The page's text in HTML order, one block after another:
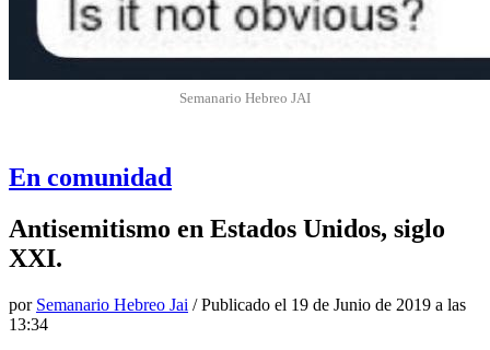
Semanario Hebreo JAI
En comunidad
Antisemitismo en Estados Unidos, siglo
XXI.
por Semanario Hebreo Jai / Publicado el 19 de Junio de 2019 a las
13:34